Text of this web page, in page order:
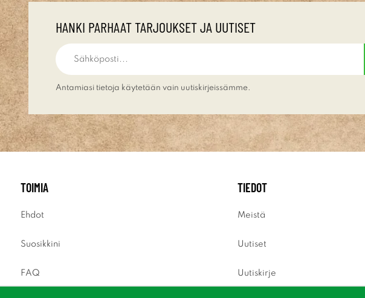
HANKI PARHAAT TARJOUKSET JA UUTISET
Antamiasi tietoja käytetään vain uutiskirjeissämme.
TOIMIA
Ehdot
Suosikkini
FAQ
TIEDOT
Meistä
Uutiset
Uutiskirje